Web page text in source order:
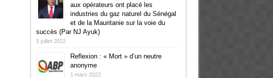
aux opérateurs ont placé les
industries du gaz naturel du Sénégal
et de la Mauritanie sur la voie du
succès (Par NJ Ayuk)
5 juillet 2022
Reflexion : « Mort » d’un neutre
anonyme
1 mars 2022